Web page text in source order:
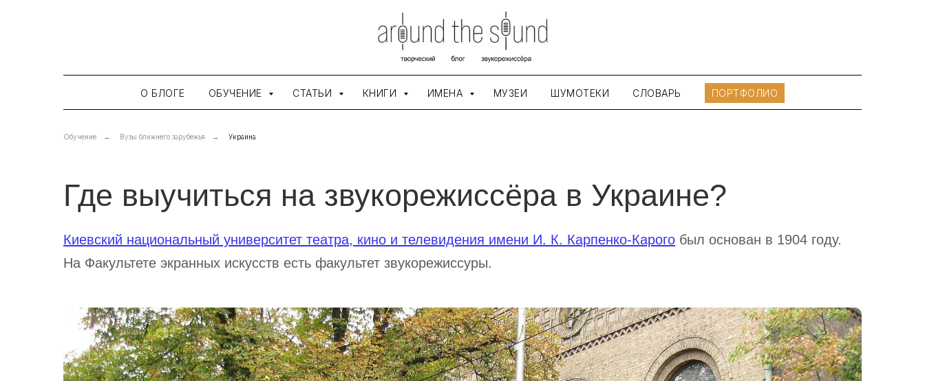
О БЛОГЕ ОБУЧЕНИЕ СТАТЬИ КНИГИ ИМЕНА МУЗЕИ ШУМОТЕКИ СЛОВАРЬ ПОРТФОЛИО
Обучение → Вузы ближнего зарубежья → Украина
Где выучиться на звукорежиссёра в Украине?
Киевский национальный университет театра, кино и телевидения имени И. К. Карпенко-Карого был основан в 1904 году.
На Факультете экранных искусств есть факультет звукорежиссуры.